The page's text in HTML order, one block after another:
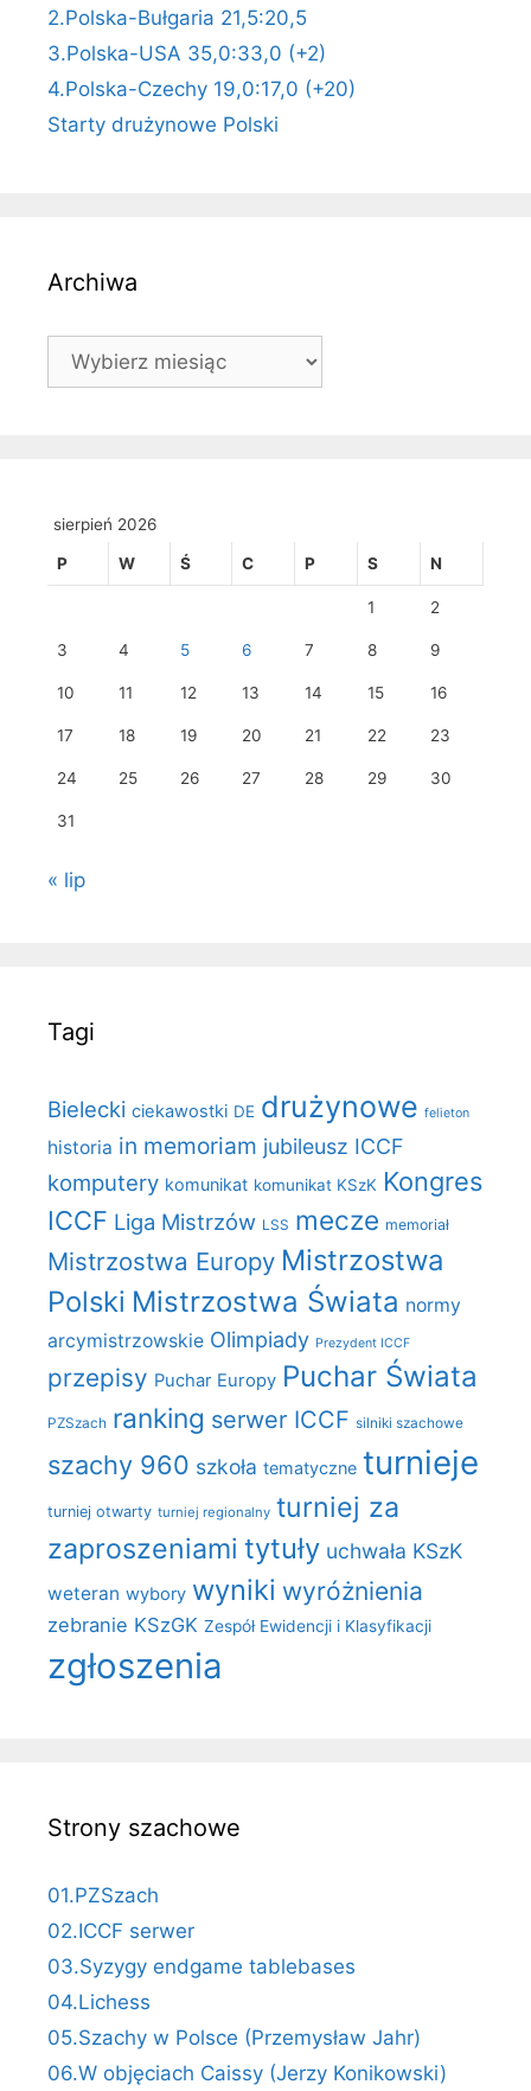
2.Polska-Bułgaria 21,5:20,5
3.Polska-USA 35,0:33,0 (+2)
4.Polska-Czechy 19,0:17,0 (+20)
Starty drużynowe Polski
Archiwa
Archiwa
sierpień 2026
P W Ś C P S N
1 2
3 4 5 6 7 8 9
10 11 12 13 14 15 16
17 18 19 20 21 22 23
24 25 26 27 28 29 30
31
« lip
Tagi
Bielecki ciekawostki DE drużynowe felieton
historia in memoriam jubileusz ICCF
komputery komunikat komunikat KSzK Kongres
ICCF Liga Mistrzów LSS mecze memoriał
Mistrzostwa Europy Mistrzostwa
Polski Mistrzostwa Świata normy
arcymistrzowskie Olimpiady Prezydent ICCF
przepisy Puchar Europy Puchar Świata
PZSzach ranking serwer ICCF silniki szachowe
szachy 960 szkoła tematyczne turnieje
turniej otwarty turniej regionalny turniej za
zaproszeniami tytuły uchwała KSzK
weteran wybory wyniki wyróżnienia
zebranie KSzGK Zespół Ewidencji i Klasyfikacji
zgłoszenia
Strony szachowe
01.PZSzach
02.ICCF serwer
03.Syzygy endgame tablebases
04.Lichess
05.Szachy w Polsce (Przemysław Jahr)
06.W objęciach Caissy (Jerzy Konikowski)